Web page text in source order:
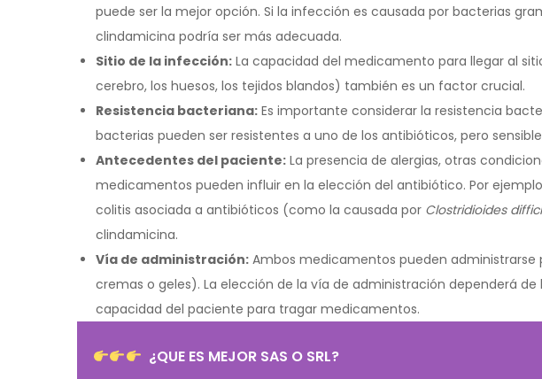
puede ser la mejor opción. Si la infección es causada por bacterias
clindamicina podría ser más adecuada.
Sitio de la infección: La capacidad del medicamento para llegar al
cerebro, los huesos, los tejidos blandos) también es un factor crucial.
Resistencia bacteriana: Es importante considerar la resistencia
bacterias pueden ser resistentes a uno de los antibióticos, pero
Antecedentes del paciente: La presencia de alergias, otras
medicamentos pueden influir en la elección del antibiótico. Por
colitis asociada a antibióticos (como la causada por Clostridioides
clindamicina.
Vía de administración: Ambos medicamentos pueden
cremas o geles). La elección de la vía de administración dependerá
capacidad del paciente para tragar medicamentos.
¿QUE ES MEJOR SAS O SRL?